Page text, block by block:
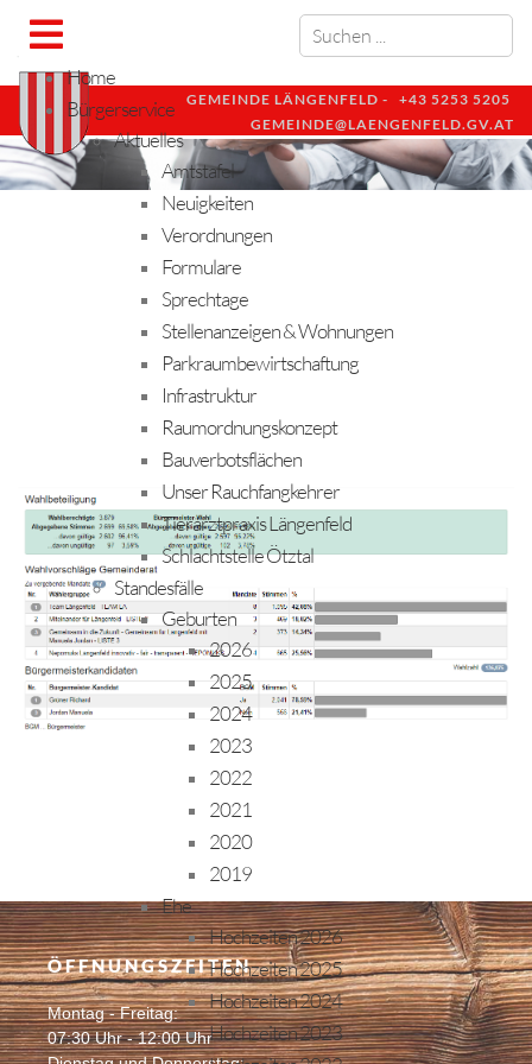
GEMEINDE LÄNGENFELD - +43 5253 5205
GEMEINDE@LAENGENFELD.GV.AT
Home
Bürgerservice
Aktuelles
Amtstafel
Neuigkeiten
Verordnungen
Formulare
Sprechtage
Stellenanzeigen & Wohnungen
Parkraumbewirtschaftung
Infrastruktur
Raumordnungskonzept
Bauverbotsflächen
Unser Rauchfangkehrer
Tierarztpraxis Längenfeld
Schlachtstelle Ötztal
Standesfälle
Geburten
2026
2025
2024
2023
2022
2021
2020
2019
Ehe
Hochzeiten 2026
Hochzeiten 2025
Hochzeiten 2024
Hochzeiten 2023
ÖFFNUNGSZEITEN
Montag - Freitag:
07:30 Uhr - 12:00 Uhr